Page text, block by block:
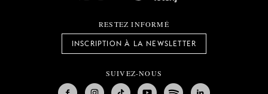
RESTEZ INFORMÉ
INSCRIPTION À LA NEWSLETTER
SUIVEZ-NOUS